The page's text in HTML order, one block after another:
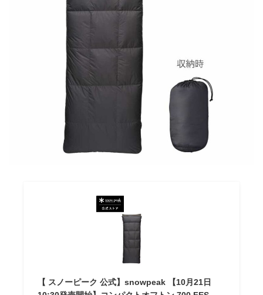
【 スノーピーク 公式】snowpeak 【10月21日